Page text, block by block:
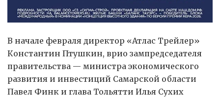
В начале февраля директор «Атлас Трейлер»
Константин Птушкин, врио зампредседателя
правительства — министра экономического
развития и инвестиций Самарской области
Павел Финк и глава Тольятти Илья Сухих